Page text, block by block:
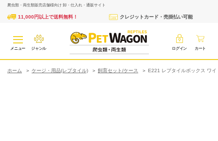
爬虫類・両生類販売店舗様向け 卸・仕入れ・通販サイト
11,000円以上で送料無料！ クレジットカード・売掛払い可能
メニュー ジャンル ログイン カート
ホーム ケージ・用品(レプタイル) 飼育セット/ケース E221 レプタイルボックス ワイ